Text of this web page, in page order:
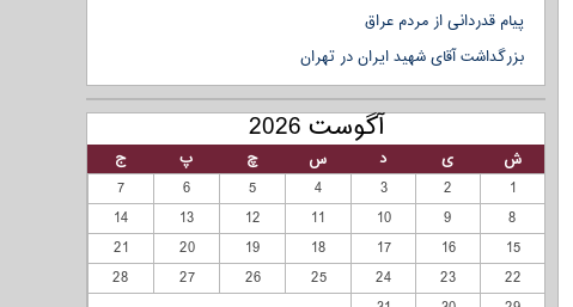
پیام قدردانی از مردم عراق
بزرگداشت آقای شهید ایران در تهران
آگوست 2026
ش ی د س چ پ
ج
1
2
3
4
5
6
7
8
9
10
11
12
13
14
15
16
17
18
19
20
21
22
23
24
25
26
27
28